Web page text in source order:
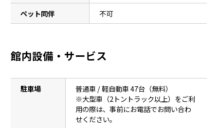
ペット同伴 不可
館内設備・サービス
駐車場
普通車 / 軽自動車 47台（無料）
※大型車（2トントラック以上）をご利
用の際は、事前にお電話でお問い合わ
せください。